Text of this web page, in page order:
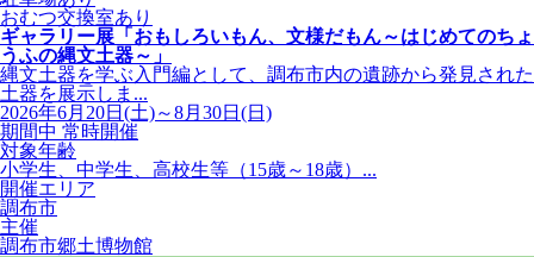
おむつ交換室あり
ギャラリー展「おもしろいもん、文様だもん～はじめてのちょ
うふの縄文土器～」
縄文土器を学ぶ入門編として、調布市内の遺跡から発見された
土器を展示しま...
2026年6月20日(土)～8月30日(日)
期間中 常時開催
対象年齢
小学生、中学生、高校生等（15歳～18歳）...
開催エリア
調布市
主催
調布市郷土博物館